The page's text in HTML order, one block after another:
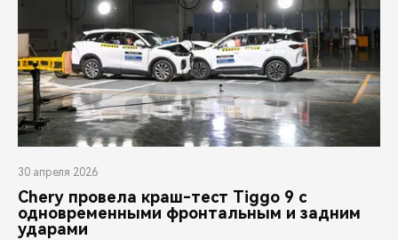
30 апреля 2026
Chery провела краш-тест Tiggo 9 с
одновременными фронтальным и задним
ударами